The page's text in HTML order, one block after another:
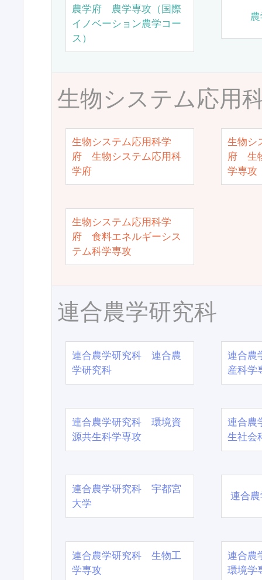
農学府 農学専攻（国際
イノベーション農学コー
ス）
生物システム応用
生物システム応用科学
府 生物システム応用科
学府
生物シ
府 生
学専攻
生物システム応用科学
府 食料エネルギーシス
テム科学専攻
連合農学研究科
連合農学研究科 連合農
学研究科
連合農
産科学
連合農学研究科 環境資
源共生科学専攻
連合農
生社会
連合農学研究科 宇都宮
大学
連合
連合農学研究科 生物工
学専攻
連合農
環境学